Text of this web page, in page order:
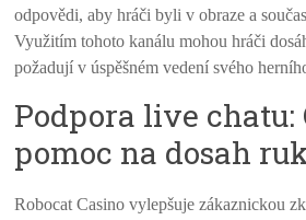
odpovědi, aby hráči byli v obraze a
Využitím tohoto kanálu mohou hráči
požadují v úspěšném vedení svého
Podpora live
pomoc na dosah
Robocat Casino vylepšuje zákaznickou